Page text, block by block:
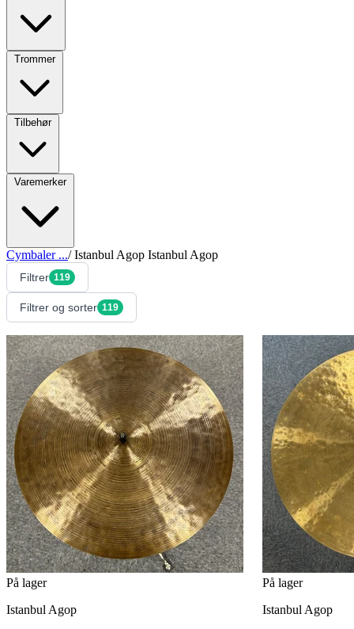
Trommer
Tilbehør
Varemerker
Cymbaler .../ Istanbul Agop Istanbul Agop
Filtrer 119
Filtrer og sorter 119
På lager
Istanbul Agop
På lager
Istanbul Agop